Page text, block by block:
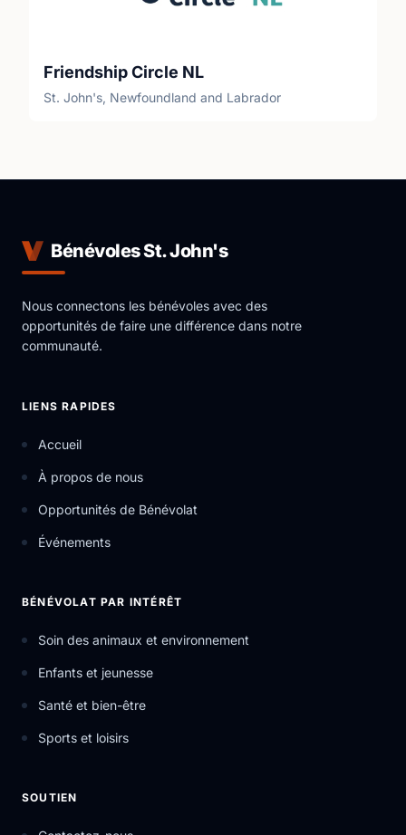
Friendship Circle NL
St. John's, Newfoundland and Labrador
Bénévoles St. John's
Nous connectons les bénévoles avec des
opportunités de faire une différence dans notre
communauté.
LIENS RAPIDES
Accueil
À propos de nous
Opportunités de Bénévolat
Événements
BÉNÉVOLAT PAR INTÉRÊT
Soin des animaux et environnement
Enfants et jeunesse
Santé et bien-être
Sports et loisirs
SOUTIEN